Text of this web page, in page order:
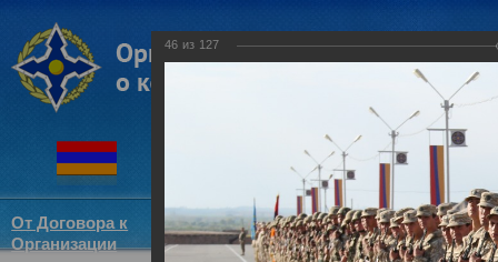
От Договора к
Организации
Структура
ОДКБ
Новости
46 из 127